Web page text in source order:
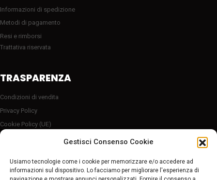
Gestisci Consenso Cookie
Usiamo tecnologie come i cookie per memorizzare e/o accedere ad
informazioni sul dispositivo. Lo facciamo per migliorare l'esperienza di
Informazioni di spedizione
Metodi di pagamento
Resi e rimborsi
Trattativa riservata
TRASPARENZA
Condizioni di vendita
Privacy Policy
Cookie Policy (UE)
Server sicuro HTTP2/SSL